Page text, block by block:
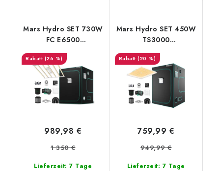
Mars Hydro SET 730W
FC E6500
150x150x200cm
(26 %)
Lieferzeit: 7 Tage
989,98 €
1 350 €
Mars Hydro SET 450W
TS3000
150x150x200cm
(20 %)
Lieferzeit: 7 Tage
759,99 €
949,99 €